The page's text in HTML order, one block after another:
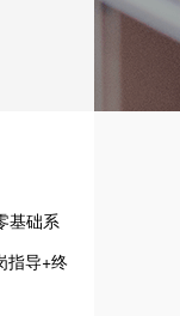
基础系
指导+终